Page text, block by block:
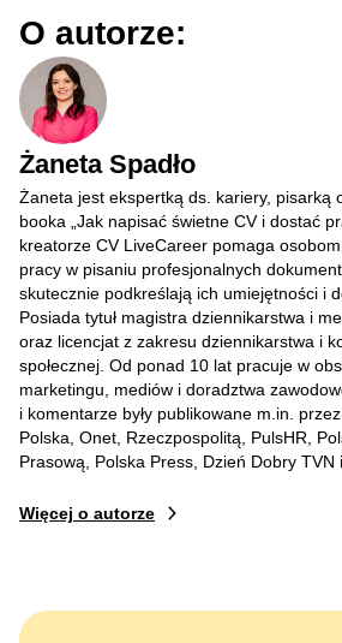
O autorze:
Żaneta Spadło
Żaneta jest ekspertką ds. kariery, pisarką
booka „Jak napisać świetne CV i dostać
kreatorze CV LiveCareer pomaga
pracy w pisaniu profesjonalnych
skutecznie podkreślają ich umiejętności i
Posiada tytuł magistra dziennikarstwa i
oraz licencjat z zakresu dziennikarstwa i
społecznej. Od ponad 10 lat pracuje w
marketingu, mediów i doradztwa
i komentarze były publikowane m.in.
Polska, Onet, Rzeczpospolitą, PulsHR,
Prasową, Polska Press, Dzień Dobry TVN
Więcej o autorze